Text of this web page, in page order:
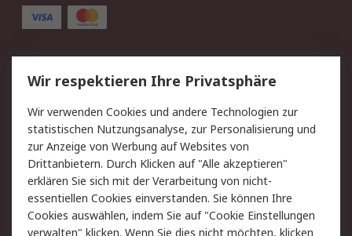
Service
Value Added Services
Lieferlösungen
Rücksendung/Entsorgung Kontakt
Hilfe
Rechtliches
RS Verkaufs- und
Lieferbedingungen
Datenschutz
Wir respektieren Ihre Privatsphäre
Wir verwenden Cookies und andere Technologien zur
statistischen Nutzungsanalyse, zur Personalisierung und
zur Anzeige von Werbung auf Websites von
Drittanbietern. Durch Klicken auf "Alle akzeptieren"
erklären Sie sich mit der Verarbeitung von nicht-
essentiellen Cookies einverstanden. Sie können Ihre
Cookies auswählen, indem Sie auf "Cookie Einstellungen
verwalten" klicken. Wenn Sie dies nicht möchten, klicken